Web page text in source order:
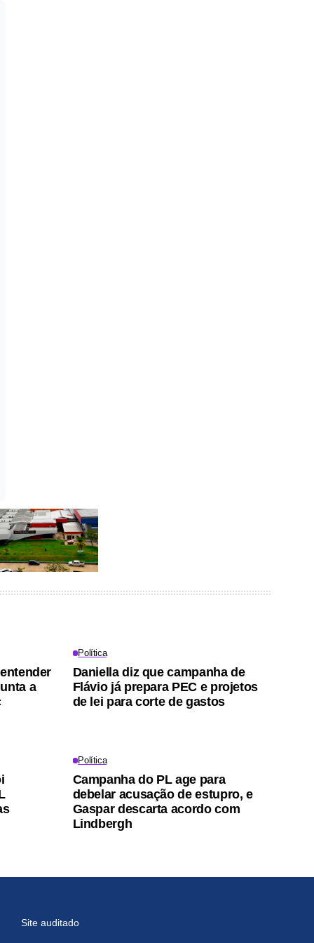
a
Política
Daniella diz que campanha de
Flávio já prepara PEC e projetos
de lei para corte de gastos
Política
Campanha do PL age para
debelar acusação de estupro, e
Gaspar descarta acordo com
Lindbergh
Site auditado